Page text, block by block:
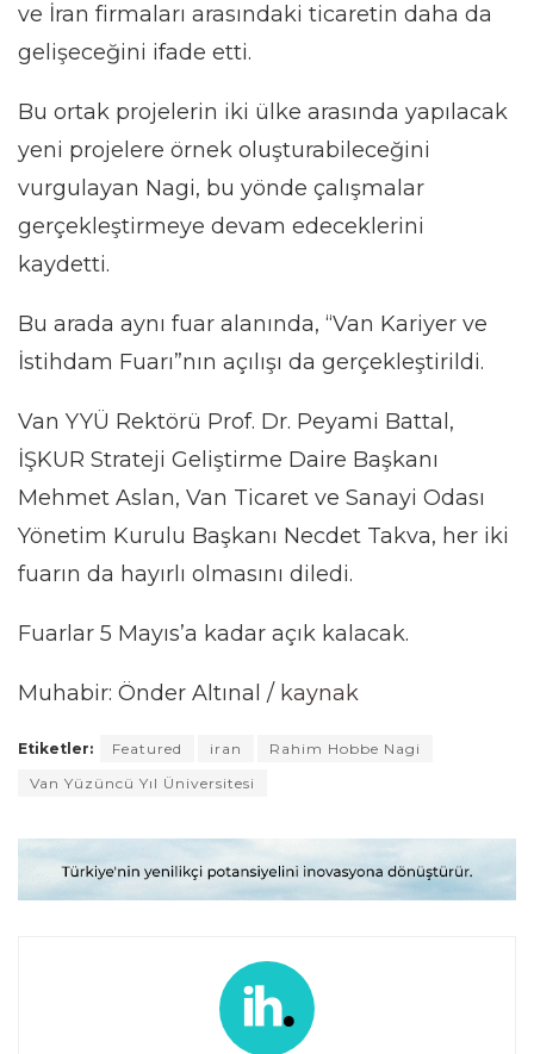
ve İran firmaları arasındaki ticaretin daha da
gelişeceğini ifade etti.
Bu ortak projelerin iki ülke arasında yapılacak
yeni projelere örnek oluşturabileceğini
vurgulayan Nagi, bu yönde çalışmalar
gerçekleştirmeye devam edeceklerini
kaydetti.
Bu arada aynı fuar alanında, “Van Kariyer ve
İstihdam Fuarı”nın açılışı da gerçekleştirildi.
Van YYÜ Rektörü Prof. Dr. Peyami Battal,
İŞKUR Strateji Geliştirme Daire Başkanı
Mehmet Aslan, Van Ticaret ve Sanayi Odası
Yönetim Kurulu Başkanı Necdet Takva, her iki
fuarın da hayırlı olmasını diledi.
Fuarlar 5 Mayıs’a kadar açık kalacak.
Muhabir: Önder Altınal / kaynak
Etiketler: Featured iran
Rahim Hobbe Nagi
Van Yüzüncü Yıl Üniversitesi